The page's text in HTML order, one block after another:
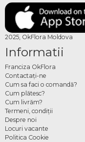
2025, OkFlora Moldova
Informatii
Franciza OkFlora
Contactaţi-ne
Cum sa faci o comandă?
Cum plătesc?
Cum livrăm?
Termeni, condiţii
Despre noi
Locuri vacante
Politica Cookie